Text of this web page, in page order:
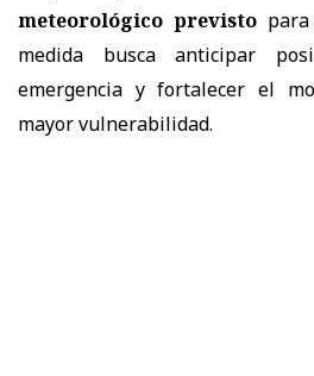
meteorológico previstopara
medida busca anticipar
emergencia y fortalecer el
mayor vulnerabilidad.